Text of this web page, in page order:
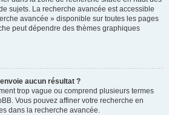
sujets. La recherche avancée est accessible
avancée » disponible sur toutes les pages
peut dépendre des thèmes graphiques
aucun résultat ?
trop vague ou comprend plusieurs termes
Vous pouvez affiner votre recherche en
dans la recherche avancée.